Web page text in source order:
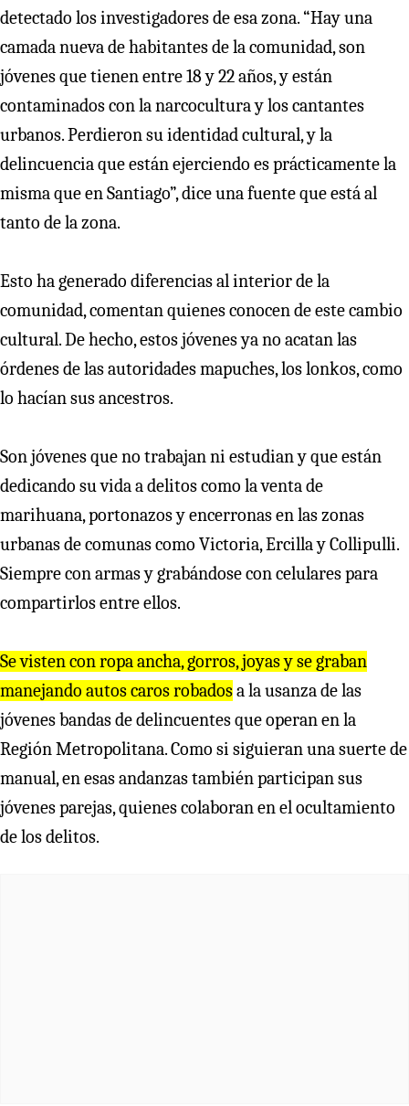
detectado los investigadores de esa zona. “Hay una
camada nueva de habitantes de la comunidad, son
jóvenes que tienen entre 18 y 22 años, y están
contaminados con la narcocultura y los cantantes
urbanos. Perdieron su identidad cultural, y la
delincuencia que están ejerciendo es prácticamente la
misma que en Santiago”, dice una fuente que está al
tanto de la zona.
Esto ha generado diferencias al interior de la
comunidad, comentan quienes conocen de este cambio
cultural. De hecho, estos jóvenes ya no acatan las
órdenes de las autoridades mapuches, los lonkos, como
lo hacían sus ancestros.
Son jóvenes que no trabajan ni estudian y que están
dedicando su vida a delitos como la venta de
marihuana, portonazos y encerronas en las zonas
urbanas de comunas como Victoria, Ercilla y Collipulli.
Siempre con armas y grabándose con celulares para
compartirlos entre ellos.
Se visten con ropa ancha, gorros, joyas y se graban
manejando autos caros robadosa la usanza de las
jóvenes bandas de delincuentes que operan en la
Región Metropolitana. Como si siguieran una suerte de
manual, en esas andanzas también participan sus
jóvenes parejas, quienes colaboran en el ocultamiento
de los delitos.